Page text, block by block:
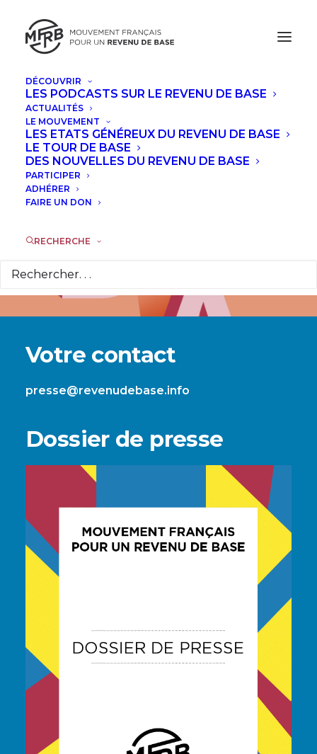
DÉCOUVRIR
LES PODCASTS SUR LE REVENU DE BASE
ACTUALITÉS
LE MOUVEMENT
LES ETATS GÉNÉREUX DU REVENU DE BASE
LE TOUR DE BASE
DES NOUVELLES DU REVENU DE BASE
PARTICIPER
ADHÉRER
FAIRE UN DON
RECHERCHE
Votre contact
presse@revenudebase.info
Dossier de presse